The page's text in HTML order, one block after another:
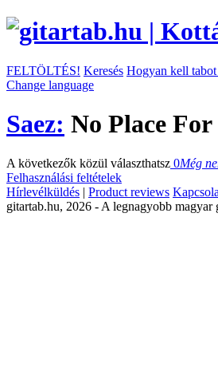
FELTÖLTÉS! Keresés Hogyan kell
Change language
Saez: No Place
A következők közül választhatsz 0Még
Felhasználási feltételek
Hírlevélküldés | Product reviews
gitartab.hu, 2026 - A legnagyobb magyar